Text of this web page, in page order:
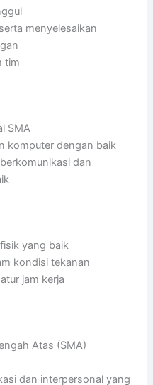
menyelesaikan
tim
SMA
komputer dengan baik
dan
yang baik
kondisi tekanan
jam kerja
Atas (SMA)
dan interpersonal yang